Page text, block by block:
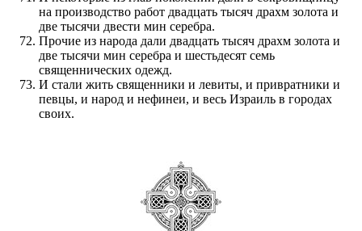
на производство работ двадцать тысяч драхм золота и
две тысячи двести мин серебра.
Прочие из народа дали двадцать тысяч драхм золота и
две тысячи мин серебра и шестьдесят семь
священнических одежд.
И стали жить священники и левиты, и привратники и
певцы, и народ и нефинеи, и весь Израиль в городах
своих.